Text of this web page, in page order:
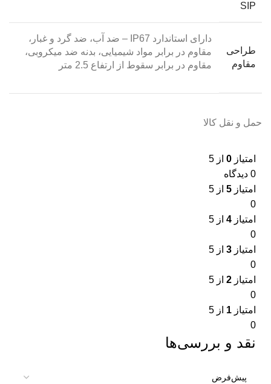
SIP
طراحی
مقاوم
دارای استاندارد IP67 – ضد آب، ضد گرد و غبار،
مقاوم در برابر مواد شیمیایی، بدنه ضد میکروبی،
مقاوم در برابر سقوط از ارتفاع 2.5 متر
حمل و نقل کالا
امتیاز 0 از 5
0 دیدگاه
امتیاز 5 از 5
0
امتیاز 4 از 5
0
امتیاز 3 از 5
0
امتیاز 2 از 5
0
امتیاز 1 از 5
0
نقد و بررسی‌ها